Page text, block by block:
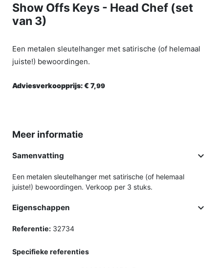
Show Offs Keys - Head Chef (set
van 3)
Een metalen sleutelhanger met satirische (of helemaal
juiste!) bewoordingen.
Adviesverkoopprijs:€ 7,99
Meer informatie
Samenvatting 
Een metalen sleutelhanger met satirische (of helemaal
juiste!) bewoordingen. Verkoop per 3 stuks.
Eigenschappen 
Referentie: 32734
Specifieke referenties